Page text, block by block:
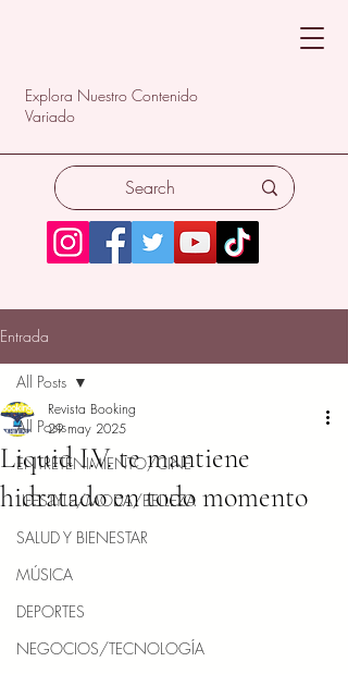
Explora Nuestro Contenido
Variado
Entrada
All Posts
ENTRETENIMIENTO/CINE
LIFESTYLE/MODA/BELLEZA
SALUD Y BIENESTAR
MÚSICA
DEPORTES
NEGOCIOS/TECNOLOGÍA
All Posts
Liquid I.V. te mantiene
hidratado en todo momento
Revista Booking
29 may 2025